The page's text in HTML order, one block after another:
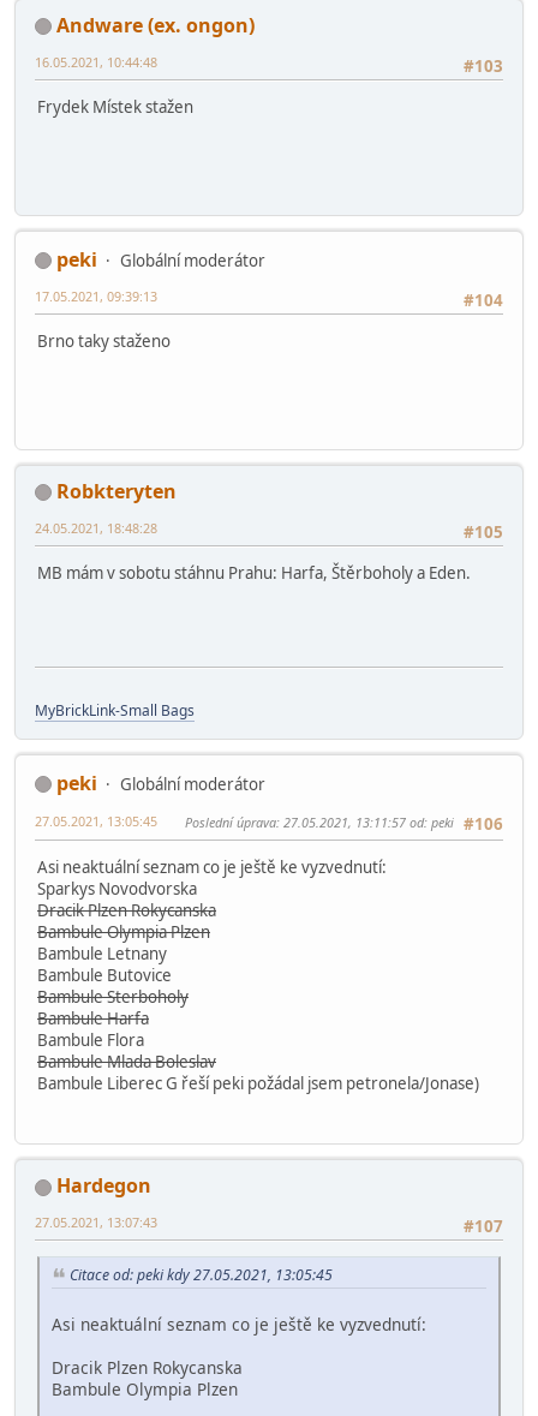
Andware (ex. ongon)
#103
16.05.2021, 10:44:48
Frydek Místek stažen
peki
Globální moderátor
#104
17.05.2021, 09:39:13
Brno taky staženo
Robkteryten
#105
24.05.2021, 18:48:28
MB mám v sobotu stáhnu Prahu: Harfa, Štěrboholy a Eden.
MyBrickLink-Small Bags
peki
Globální moderátor
#106
27.05.2021, 13:05:45 Poslední úprava: 27.05.2021, 13:11:57 od: peki
Asi neaktuální seznam co je ještě ke vyzvednutí:
Sparkys Novodvorska
Dracik Plzen Rokycanska
Bambule Olympia Plzen
Bambule Letnany
Bambule Butovice
Bambule Sterboholy
Bambule Harfa
Bambule Flora
Bambule Mlada Boleslav
Bambule Liberec G řeší peki požádal jsem petronela/Jonase)
Hardegon
#107
27.05.2021, 13:07:43
Citace od: peki kdy 27.05.2021, 13:05:45
Asi neaktuální seznam co je ještě ke vyzvednutí:
Dracik Plzen Rokycanska
Bambule Olympia Plzen